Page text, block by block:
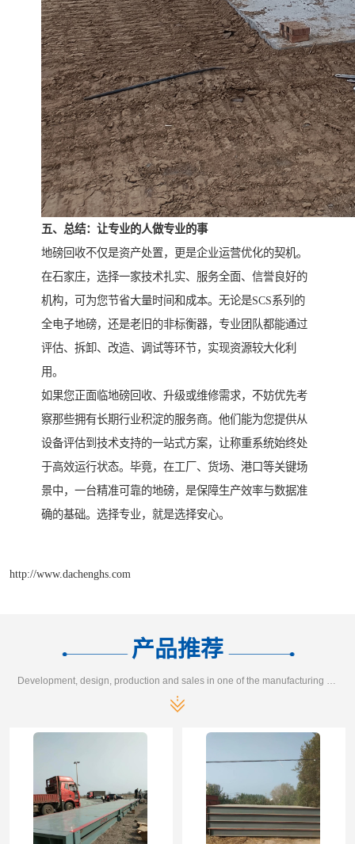
五、总结：让专业的人做专业的事
地磅回收不仅是资产处置，更是企业运营优化的契机。
在石家庄，选择一家技术扎实、服务全面、信誉良好的
机构，可为您节省大量时间和成本。无论是SCS系列的
全电子地磅，还是老旧的非标衡器，专业团队都能通过
评估、拆卸、改造、调试等环节，实现资源较大化利
用。
如果您正面临地磅回收、升级或维修需求，不妨优先考
察那些拥有长期行业积淀的服务商。他们能为您提供从
设备评估到技术支持的一站式方案，让称重系统始终处
于高效运行状态。毕竟，在工厂、货场、港口等关键场
景中，一台精准可靠的地磅，是保障生产效率与数据准
确的基础。选择专业，就是选择安心。
http://www.dachenghs.com
产品推荐